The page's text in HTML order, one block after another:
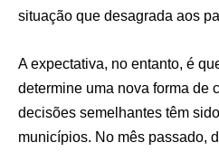
situação que desagrada aos
A expectativa, no entanto, é
determine uma nova forma de
decisões semelhantes têm
municípios. No mês passado,